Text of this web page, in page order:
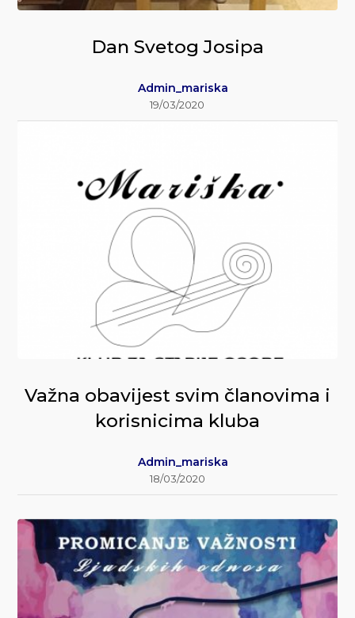
Dan Svetog Josipa
Admin_mariska
19/03/2020
Važna obavijest svim članovima i
korisnicima kluba
Admin_mariska
18/03/2020